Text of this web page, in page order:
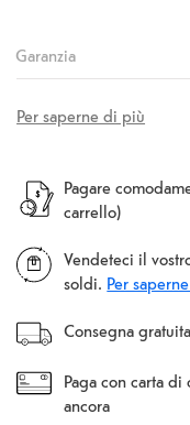
Garanzia
Per saperne di più
Pagare
carrello)
Vendeteci il
soldi. Per
Consegna
Paga con carta
ancora